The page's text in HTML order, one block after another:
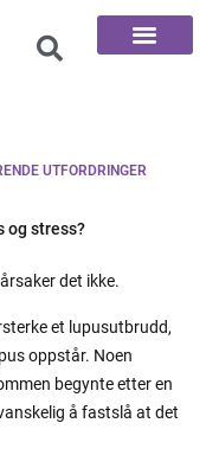
UTFORDRINGER
og stress?
det ikke.
et lupusutbrudd,
oppstår. Noen
begynte etter en
å fastslå at det